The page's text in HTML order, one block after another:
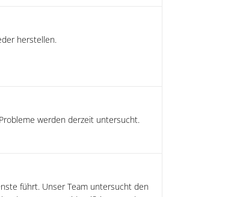
herstellen.
werden derzeit untersucht.
führt. Unser Team untersucht den